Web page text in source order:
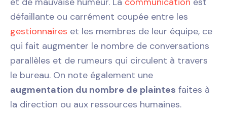
défaillante ou carrément coupée entre les
gestionnaires et les membres de leur équipe, ce
qui fait augmenter le nombre de conversations
parallèles et de rumeurs qui circulent à travers
le bureau. On note également une
augmentation du nombre de plaintes faites à
la direction ou aux ressources humaines.